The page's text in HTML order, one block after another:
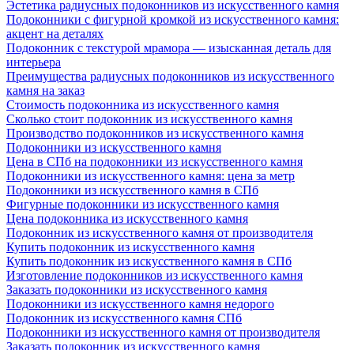
Эстетика радиусных подоконников из искусственного камня
Подоконники с фигурной кромкой из искусственного камня:
акцент на деталях
Подоконник с текстурой мрамора — изысканная деталь для
интерьера
Преимущества радиусных подоконников из искусственного
камня на заказ
Стоимость подоконника из искусственного камня
Сколько стоит подоконник из искусственного камня
Производство подоконников из искусственного камня
Подоконники из искусственного камня
Цена в СПб на подоконники из искусственного камня
Подоконники из искусственного камня: цена за метр
Подоконники из искусственного камня в СПб
Фигурные подоконники из искусственного камня
Цена подоконника из искусственного камня
Подоконник из искусственного камня от производителя
Купить подоконник из искусственного камня
Купить подоконник из искусственного камня в СПб
Изготовление подоконников из искусственного камня
Заказать подоконники из искусственного камня
Подоконники из искусственного камня недорого
Подоконник из искусственного камня СПб
Подоконники из искусственного камня от производителя
Заказать подоконник из искусственного камня